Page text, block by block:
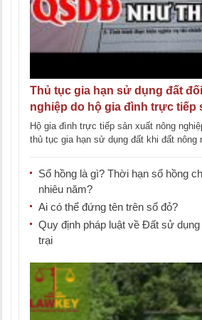
Thủ tục gia hạn sử dụng đất
nghiệp do hộ gia đình trực tiếp
Hộ gia đình trực tiếp sản xuất nông
thủ tục gia hạn sử dụng đất khi đất nông
Sổ hồng là gì? Thời hạn sổ hồng
nhiêu năm?
Ai có thể đứng tên trên sổ đỏ?
Quy định pháp luật về Đất sử
trại